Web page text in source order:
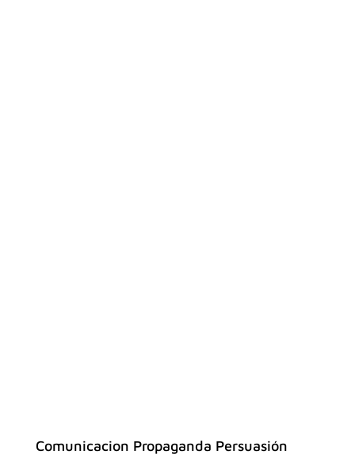
Comunicacion Propaganda Persuasión